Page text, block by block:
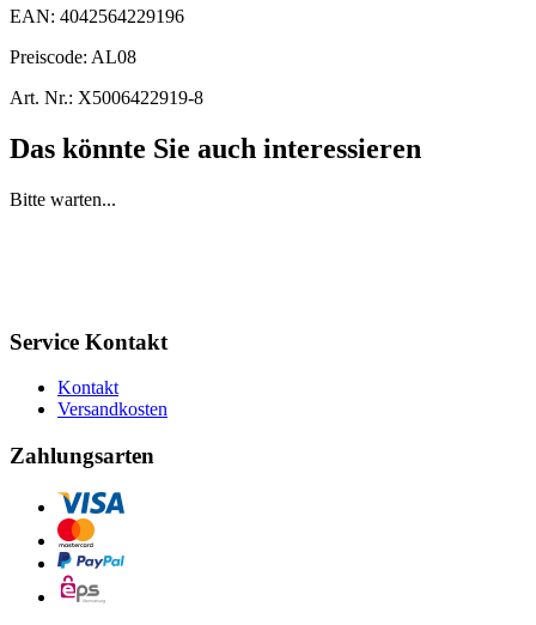
EAN: 4042564229196
Preiscode: AL08
Art. Nr.: X5006422919-8
Das könnte Sie auch interessieren
Bitte warten...
Service Kontakt
Kontakt
Versandkosten
Zahlungsarten